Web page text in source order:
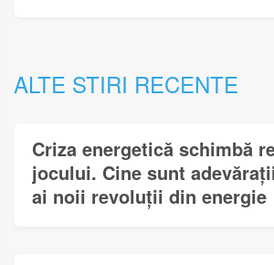
ALTE STIRI RECENTE
Criza energetică schimbă
jocului. Cine sunt
ai noii revoluții din energie